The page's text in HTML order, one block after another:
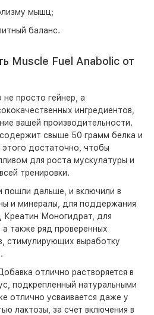
мышц;
баланс.
Muscle Fuel Anabolic от
не просто гейнер, а
ингредиентов,
вашей производительности.
свыше 50 грамм белка и
достаточно, чтобы
для роста мускулатуры и
тренировки.
пошли дальше, и включили в
и минералы, для поддержания
Креатин Моногидрат, для
а также ряд проверенных
стимулирующих выработку
отлично растворяется в
подкрепленный натуральными
отлично усваивается даже у
лактозы, за счет включения в